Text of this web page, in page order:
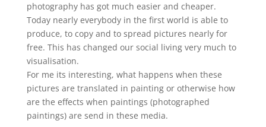
photography has got much easier and cheaper.
Today nearly everybody in the first world is able to
produce, to copy and to spread pictures nearly for
free. This has changed our social living very much to
visualisation.
For me its interesting, what happens when these
pictures are translated in painting or otherwise how
are the effects when paintings (photographed
paintings) are send in these media.